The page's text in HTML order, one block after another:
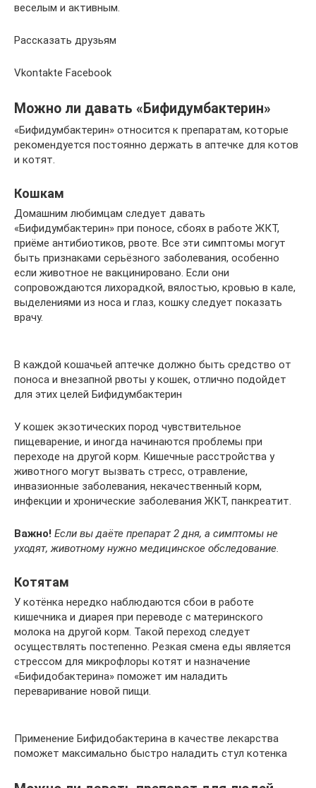
веселым и активным.
Рассказать друзьям
Vkontakte Facebook
Можно ли давать «Бифидумбактерин»
«Бифидумбактерин» относится к препаратам, которые
рекомендуется постоянно держать в аптечке для котов
и котят.
Кошкам
Домашним любимцам следует давать
«Бифидумбактерин» при поносе, сбоях в работе ЖКТ,
приёме антибиотиков, рвоте. Все эти симптомы могут
быть признаками серьёзного заболевания, особенно
если животное не вакцинировано. Если они
сопровождаются лихорадкой, вялостью, кровью в кале,
выделениями из носа и глаз, кошку следует показать
врачу.
В каждой кошачьей аптечке должно быть средство от
поноса и внезапной рвоты у кошек, отлично подойдет
для этих целей Бифидумбактерин
У кошек экзотических пород чувствительное
пищеварение, и иногда начинаются проблемы при
переходе на другой корм. Кишечные расстройства у
животного могут вызвать стресс, отравление,
инвазионные заболевания, некачественный корм,
инфекции и хронические заболевания ЖКТ, панкреатит.
Важно! Если вы даёте препарат 2 дня, а симптомы не
уходят, животному нужно медицинское обследование.
Котятам
У котёнка нередко наблюдаются сбои в работе
кишечника и диарея при переводе с материнского
молока на другой корм. Такой переход следует
осуществлять постепенно. Резкая смена еды является
стрессом для микрофлоры котят и назначение
«Бифидобактерина» поможет им наладить
переваривание новой пищи.
Применение Бифидобактерина в качестве лекарства
поможет максимально быстро наладить стул котенка